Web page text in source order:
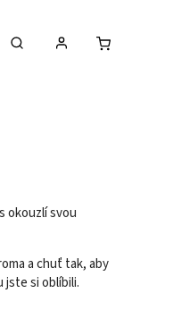
okouzlí svou
a chuť tak, aby
jste si oblíbili.